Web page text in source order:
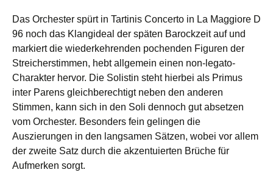
Das Orchester spürt in Tartinis Concerto in La Maggiore D
96 noch das Klangideal der späten Barockzeit auf und
markiert die wiederkehrenden pochenden Figuren der
Streicherstimmen, hebt allgemein einen non-legato-
Charakter hervor. Die Solistin steht hierbei als Primus
inter Parens gleichberechtigt neben den anderen
Stimmen, kann sich in den Soli dennoch gut absetzen
vom Orchester. Besonders fein gelingen die
Auszierungen in den langsamen Sätzen, wobei vor allem
der zweite Satz durch die akzentuierten Brüche für
Aufmerken sorgt.